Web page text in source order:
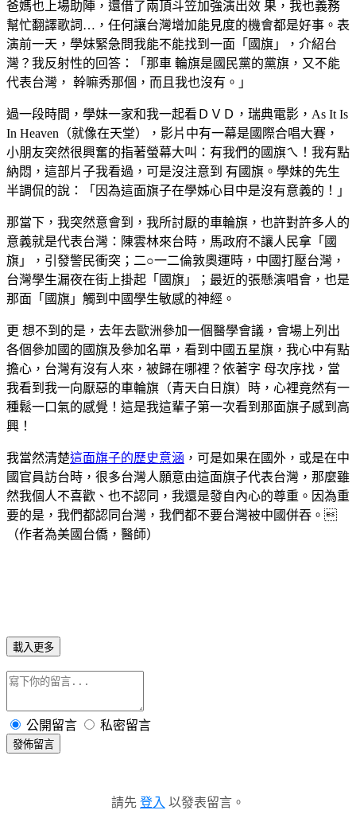
爸媽也上場助陣，還借了兩頂斗笠加強演出效 果，我也義務
幫忙翻譯歌詞…，任何讓台灣增加能見度的機會都是好事。表
演前一天，學妹緊急問我能不能找到一面「國旗」，介紹台
灣？我反射性的回答：「那車 輪旗是國民黨的黨旗，又不能
代表台灣， 幹嘛秀那個，而且我也沒有。」
過一段時間，學妹一家和我一起看ＤＶＤ，瑞典電影，As It Is
In Heaven（就像在天堂），影片中有一幕是國際合唱大賽，
小朋友突然很興奮的指著螢幕大叫：有我們的國旗ㄟ！我有點
納悶，這部片子我看過，可是沒注意到 有國旗。學妹的先生
半調侃的說：「因為這面旗子在學姊心目中是沒有意義的！」
那當下，我突然意會到，我所討厭的車輪旗，也許對許多人的
意義就是代表台灣：陳雲林來台時，馬政府不讓人民拿「國
旗」，引發警民衝突；二○一二倫敦奧運時，中國打壓台灣，
台灣學生漏夜在街上掛起「國旗」；最近的張懸演唱會，也是
那面「國旗」觸到中國學生敏感的神經。
更 想不到的是，去年去歐洲參加一個醫學會議，會場上列出
各個參加國的國旗及參加名單，看到中國五星旗，我心中有點
擔心，台灣有沒有人來，被歸在哪裡？依著字 母次序找，當
我看到我一向厭惡的車輪旗（青天白日旗）時，心裡竟然有一
種鬆一口氣的感覺！這是我這輩子第一次看到那面旗子感到高
興！
我當然清楚這面旗子的歷史意涵 ，可是如果在國外，或是在中
國官員訪台時，很多台灣人願意由這面旗子代表台灣，那麼雖
然我個人不喜歡、也不認同，我還是發自內心的尊重。因為重
要的是，我們都認同台灣，我們都不要台灣被中國併吞。
（作者為美國台僑，醫師）
載入更多
公開留言 私密留言
發佈留言
請先 登入 以發表留言。